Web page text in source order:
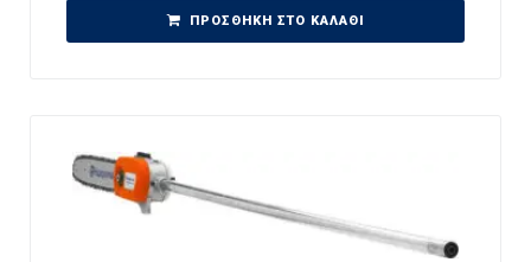
ΠΡΟΣΘΉΚΗ ΣΤΟ ΚΑΛΆΘΙ